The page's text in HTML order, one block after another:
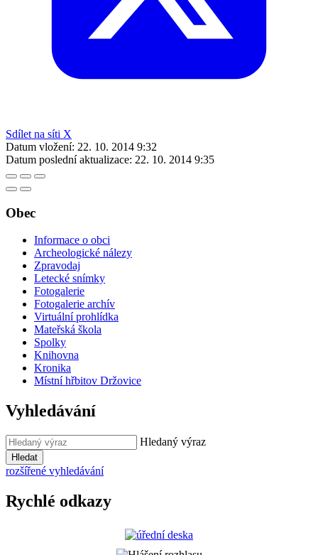
Sdílet na síti X
Datum vložení: 22. 10. 2014 9:32
Datum poslední aktualizace: 22. 10. 2014 9:35
Obec
Informace o obci
Archeologické nálezy
Zpravodaj
Letecké snímky
Fotogalerie
Fotogalerie archív
Virtuální prohlídka
Mateřská škola
Spolky
Knihovna
Kronika
Místní hřbitov Držovice
Vyhledávání
Hledaný výraz
Hledat
rozšířené vyhledávání
Rychlé odkazy